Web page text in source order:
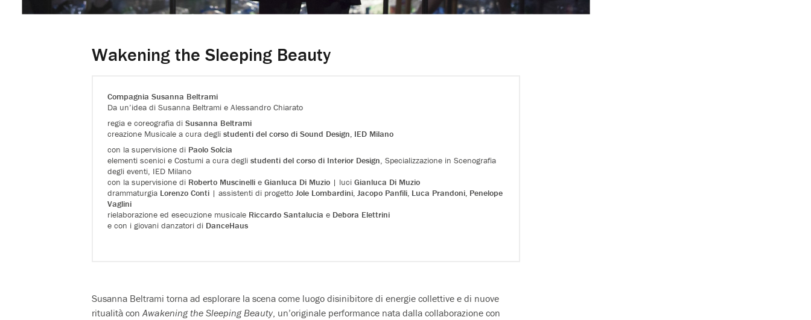
Wakening the Sleeping Beauty
Compagnia Susanna Beltrami
Da un’idea di Susanna Beltrami e Alessandro Chiarato
regia e coreografia di Susanna Beltrami
creazione Musicale a cura degli studenti del corso di Sound Design, IED Milano
con la supervisione di Paolo Solcia
elementi scenici e Costumi a cura degli studenti del corso di Interior Design , Specializzazione in Scenografia
degli eventi, IED Milano
con la supervisione di Roberto Muscinelli e Gianluca Di Muzio | luci Gianluca Di Muzio
drammaturgia Lorenzo Conti | assistenti di progetto Jole Lombardini, Jacopo Panfili, Luca Prandoni, Penelope
Vaglini
rielaborazione ed esecuzione musicale Riccardo Santalucia e Debora Elettrini
e con i giovani danzatori di DanceHaus
Susanna Beltrami torna ad esplorare la scena come luogo disinibitore di energie collettive e di nuove
ritualità con Awakening the Sleeping Beauty , un’originale performance nata dalla collaborazione con